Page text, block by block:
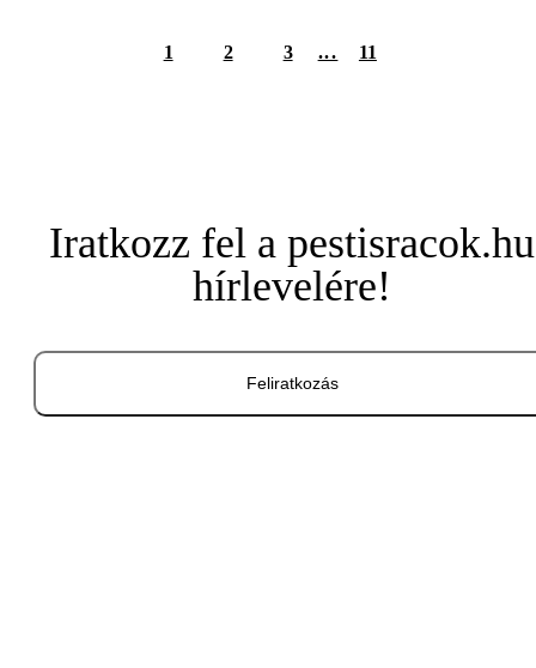
1 2 3 ... 11
Iratkozz fel a pestisracok.hu
hírlevelére!
Feliratkozás